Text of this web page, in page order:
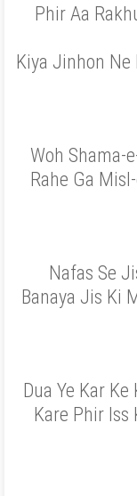
Phir Aa
Kiya Jinhon Ne
Woh Shama-
Rahe Ga
Nafas Se
Banaya Jis Ki
Dua Ye Kar
Kare Phir Iss